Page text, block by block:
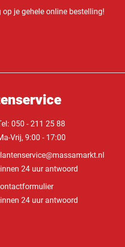
je gehele online bestelling!
050 - 211 25 88
Vrij, 9:00 - 17:00
24 uur antwoord
24 uur antwoord